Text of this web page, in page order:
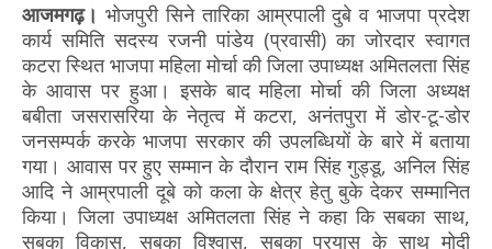
आजमगढ़। भोजपुरी सिने तारिका आम्रपाली दुबे व भाजपा प्रदेश
कार्य समिति सदस्य रजनी पांडेय (प्रवासी) का जोरदार स्वागत
कटरा स्थित भाजपा महिला मोर्चा की जिला उपाध्यक्ष अमितलता सिंह
के आवास पर हुआ। इसके बाद महिला मोर्चा की जिला अध्यक्ष
बबीता जसरासरिया के नेतृत्व में कटरा, अनंतपुरा में डोर-टू-डोर
जनसम्पर्क करके भाजपा सरकार की उपलब्धियों के बारे में बताया
गया। आवास पर हुए सम्मान के दौरान राम सिंह गुड्डू, अनिल सिंह
आदि ने आम्रपाली दूबे को कला के क्षेत्र हेतु बुके देकर सम्मानित
किया। जिला उपाध्यक्ष अमितलता सिंह ने कहा कि सबका साथ,
सबका विकास, सबका विश्वास, सबका प्रयास के साथ मोदी